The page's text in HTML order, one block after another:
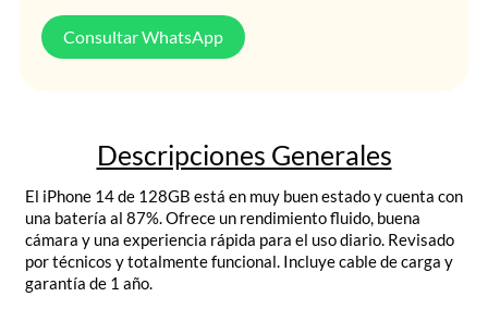
Consultar WhatsApp
Descripciones Generales
El iPhone 14 de 128GB está en muy buen estado y cuenta con
una batería al 87%. Ofrece un rendimiento fluido, buena
cámara y una experiencia rápida para el uso diario. Revisado
por técnicos y totalmente funcional. Incluye cable de carga y
garantía de 1 año.